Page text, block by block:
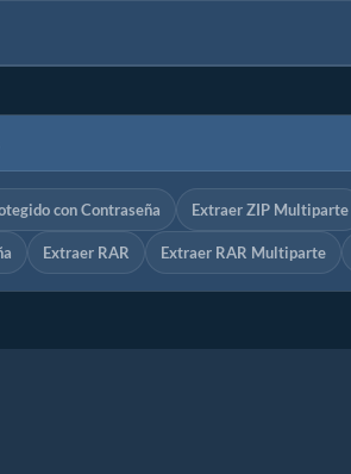
con Contraseña Extraer ZIP Multiparte
Extraer RAR Extraer RAR Multiparte